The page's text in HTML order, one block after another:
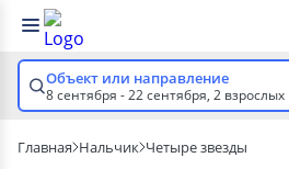
Объект или направление
8 сентября - 22 сентября, 2 взрослых
Главная Нальчик Четыре звезды